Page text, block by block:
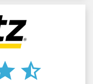
star_half